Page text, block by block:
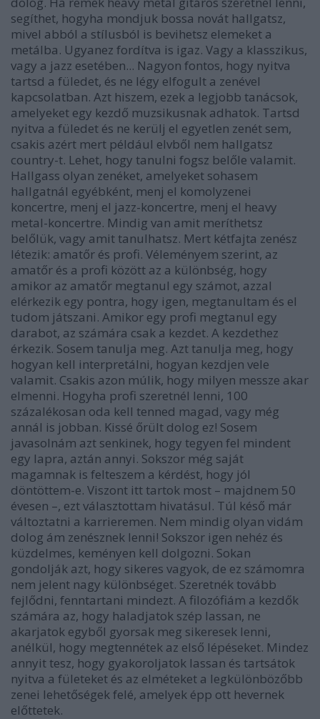
segíthet, hogyha mondjuk bossa novát hallgatsz,
mivel abból a stílusból is bevihetsz elemeket a
metálba. Ugyanez fordítva is igaz. Vagy a klasszikus,
vagy a jazz esetében... Nagyon fontos, hogy nyitva
tartsd a füledet, és ne légy elfogult a zenével
kapcsolatban. Azt hiszem, ezek a legjobb tanácsok,
amelyeket egy kezdő muzsikusnak adhatok. Tartsd
nyitva a füledet és ne kerülj el egyetlen zenét sem,
csakis azért mert például elvből nem hallgatsz
country-t. Lehet, hogy tanulni fogsz belőle valamit.
Hallgass olyan zenéket, amelyeket sohasem
hallgatnál egyébként, menj el komolyzenei
koncertre, menj el jazz-koncertre, menj el heavy
metal-koncertre. Mindig van amit meríthetsz
belőlük, vagy amit tanulhatsz. Mert kétfajta zenész
létezik: amatőr és profi. Véleményem szerint, az
amatőr és a profi között az a különbség, hogy
amikor az amatőr megtanul egy számot, azzal
elérkezik egy pontra, hogy igen, megtanultam és el
tudom játszani. Amikor egy profi megtanul egy
darabot, az számára csak a kezdet. A kezdethez
érkezik. Sosem tanulja meg. Azt tanulja meg, hogy
hogyan kell interpretálni, hogyan kezdjen vele
valamit. Csakis azon múlik, hogy milyen messze akar
elmenni. Hogyha profi szeretnél lenni, 100
százalékosan oda kell tenned magad, vagy még
annál is jobban. Kissé őrült dolog ez! Sosem
javasolnám azt senkinek, hogy tegyen fel mindent
egy lapra, aztán annyi. Sokszor még saját
magamnak is felteszem a kérdést, hogy jól
döntöttem-e. Viszont itt tartok most – majdnem 50
évesen –, ezt választottam hivatásul. Túl késő már
változtatni a karrieremen. Nem mindig olyan vidám
dolog ám zenésznek lenni! Sokszor igen nehéz és
küzdelmes, keményen kell dolgozni. Sokan
gondolják azt, hogy sikeres vagyok, de ez számomra
nem jelent nagy különbséget. Szeretnék tovább
fejlődni, fenntartani mindezt. A filozófiám a kezdők
számára az, hogy haladjatok szép lassan, ne
akarjatok egyből gyorsak meg sikeresek lenni,
anélkül, hogy megtennétek az első lépéseket. Mindez
annyit tesz, hogy gyakoroljatok lassan és tartsátok
nyitva a fületeket és az elméteket a legkülönbözőbb
zenei lehetőségek felé, amelyek épp ott hevernek
előttetek.